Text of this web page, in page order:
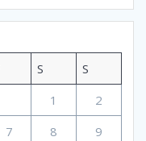
S
S
1
2
7 8
9